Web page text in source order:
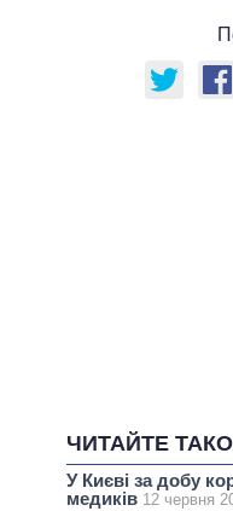
ЧИТАЙТЕ
У Києві за добу
медиків 12 червня